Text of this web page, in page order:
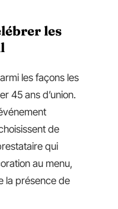
les
les façons les
45 ans d’union.
de
qui
au menu,
la présence de